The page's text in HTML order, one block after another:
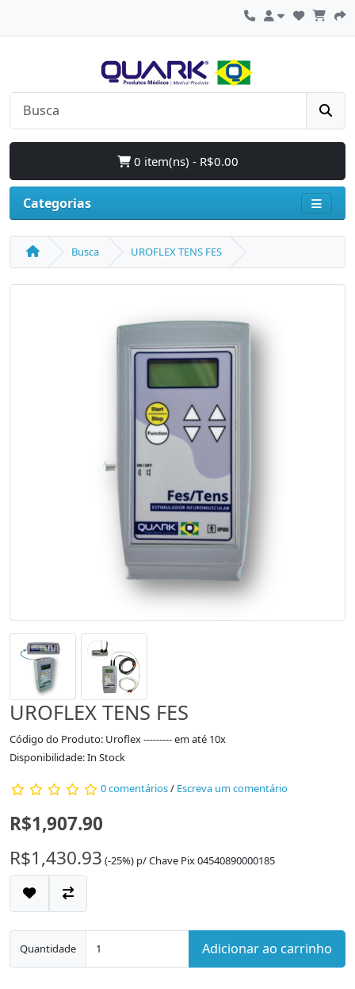
0 item(ns) - R$0.00
Categorias
Busca UROFLEX TENS FES
UROFLEX TENS FES
Código do Produto: Uroflex --------- em até 10x
Disponibilidade: In Stock
0 comentários/ Escreva um comentário
R$1,907.90
R$1,430.93 (-25%) p/Chave Pix 04540890000185
Quantidade Adicionar ao carrinho